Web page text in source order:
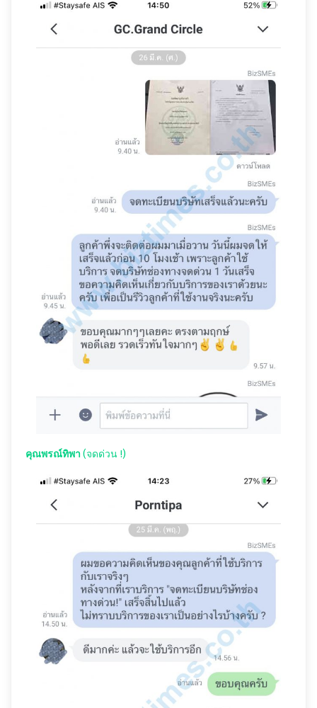
คุณพรณ์ทิพา (จดด่วน !)